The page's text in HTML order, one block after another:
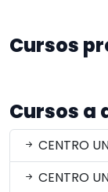
Cursos
Cursos a
CENTRO
CENTRO